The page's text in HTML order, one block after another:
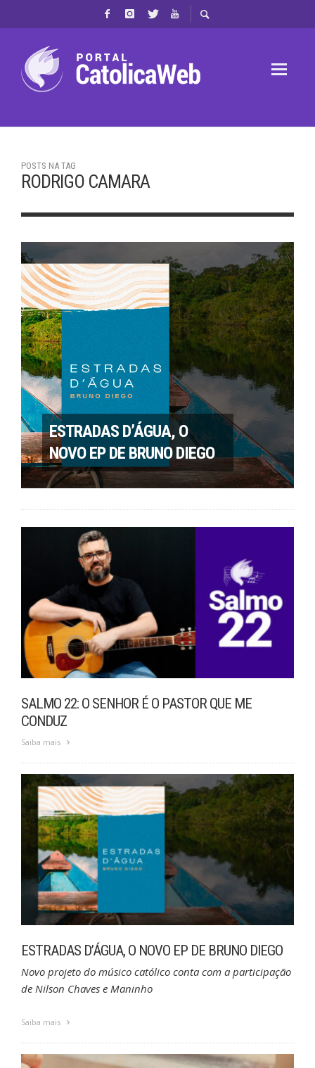
POSTS NA TAG
RODRIGO CAMARA
ESTRADAS D’ÁGUA, O
NOVO EP DE BRUNO DIEGO
SALMO 22: O SENHOR É O PASTOR QUE ME
CONDUZ
Saiba mais
ESTRADAS D’ÁGUA, O NOVO EP DE BRUNO DIEGO
Novo projeto do músico católico conta com a participação
de Nilson Chaves e Maninho
Saiba mais